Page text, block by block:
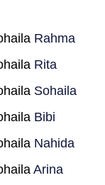
Rahma
Rita
Sohaila
Bibi
Nahida
Arina